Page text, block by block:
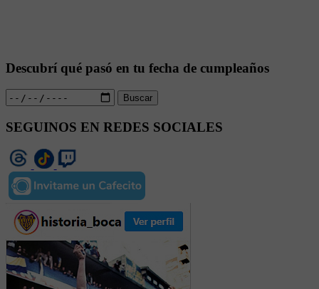
Descubrí qué pasó en tu fecha de cumpleaños
Buscar
SEGUINOS EN REDES SOCIALES